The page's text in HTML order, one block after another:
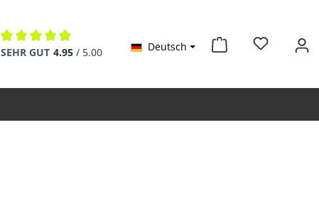
Durchschnittliche Bewertung von 4.9 von 5 Sternen
SEHR GUT 4.95 / 5.00 Deutsch